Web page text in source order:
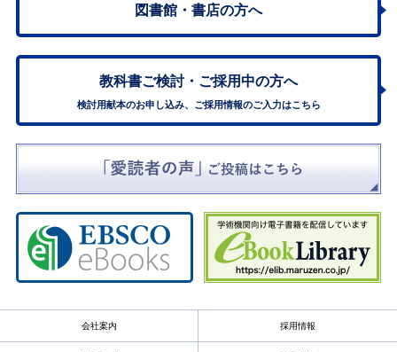
図書館・書店の方へ
教科書ご検討・ ご採用中の方へ
検討用献本のお申し込み、ご採用情報のご入力はこちら
会社案内 採用情報